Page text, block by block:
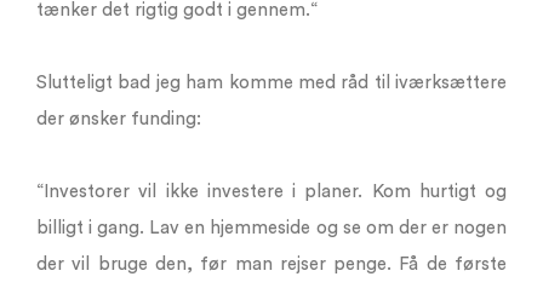
tænker det rigtig godt i gennem.“
Slutteligt bad jeg ham komme med råd til iværksættere
der ønsker funding:
“Investorer vil ikke investere i planer. Kom hurtigt og
billigt i gang. Lav en hjemmeside og se om der er nogen
der vil bruge den, før man rejser penge. Få de første